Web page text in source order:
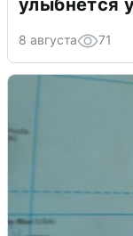
улыбнется
8 августа 71